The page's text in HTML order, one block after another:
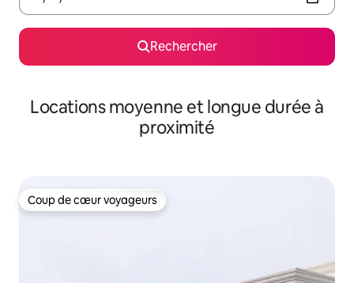
Rechercher
Locations moyenne et longue durée à
proximité
Coup de cœur voyageurs
Coup de cœur voyageurs